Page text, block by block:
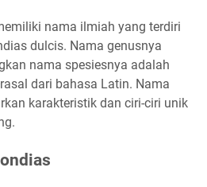
nama ilmiah yang terdiri
dulcis. Nama genusnya
nama spesiesnya adalah
dari bahasa Latin. Nama
karakteristik dan ciri-ciri unik